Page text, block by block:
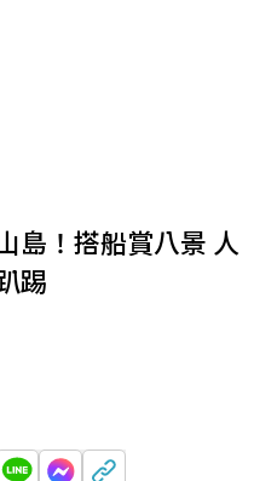
島！搭船賞八景 人
踢